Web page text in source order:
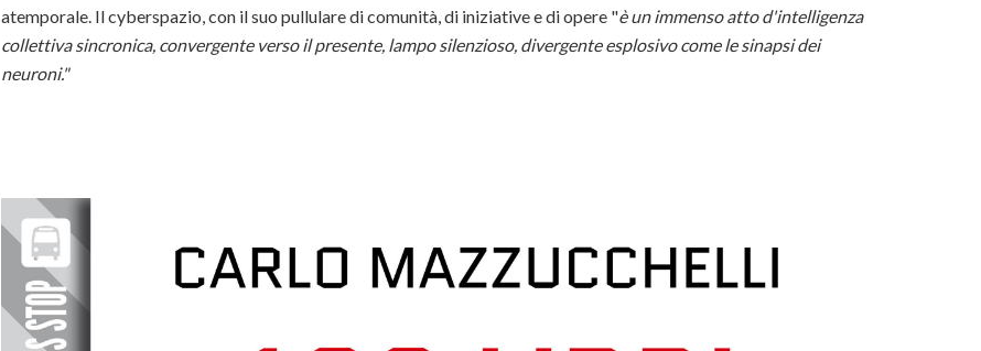
atemporale. Il cyberspazio, con il suo pullulare di comunità, di iniziative e di opere "è un immenso atto d'intelligenza
collettiva sincronica, convergente verso il presente, lampo silenzioso, divergente esplosivo come le sinapsi dei
neuroni."